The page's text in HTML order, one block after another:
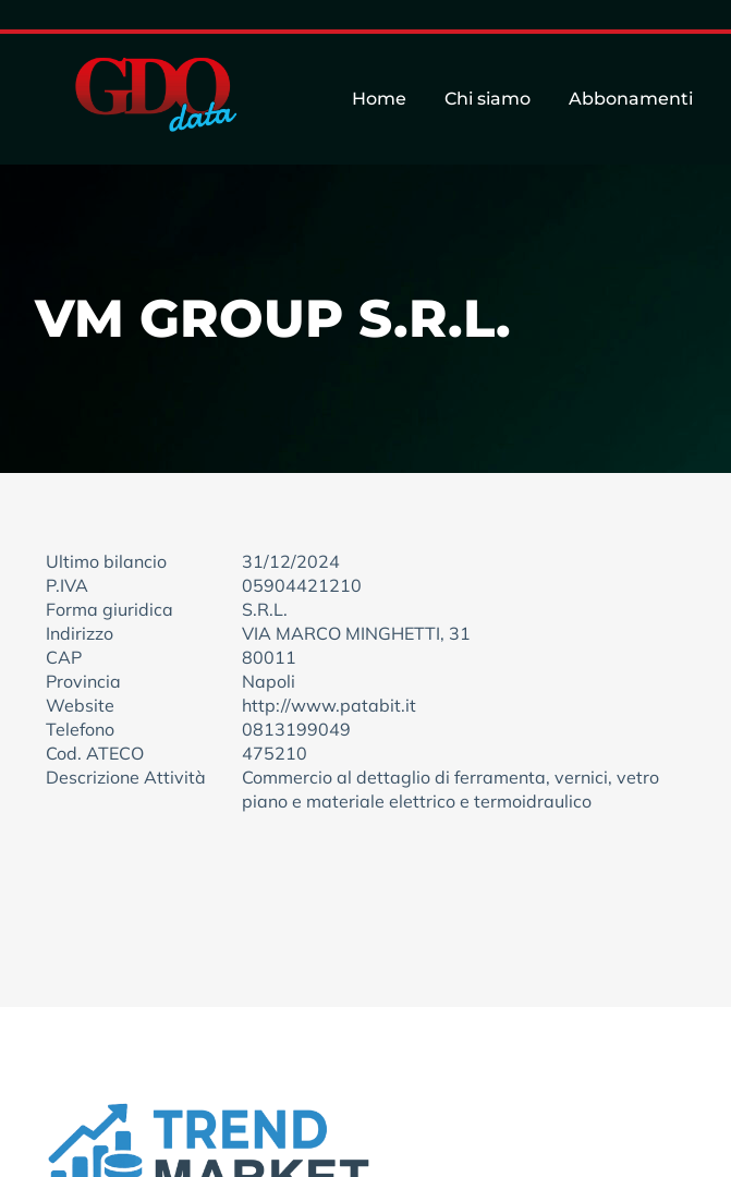
Home Chi siamo Abbonamenti
VM GROUP S.R.L.
Ultimo bilancio
31/12/2024
P.IVA
05904421210
Forma giuridica
S.R.L.
Indirizzo
VIA MARCO MINGHETTI, 31
CAP
80011
Provincia
Napoli
Website
http://www.patabit.it
Telefono
0813199049
Cod. ATECO
475210
Descrizione Attività
Commercio al dettaglio di ferramenta, vernici, vetro
piano e materiale elettrico e termoidraulico